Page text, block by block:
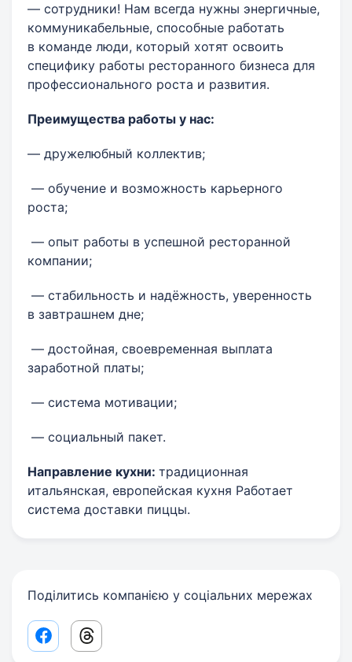
— сотрудники! Нам всегда нужны энергичные,
коммуникабельные, способные работать
в команде люди, который хотят освоить
специфику работы ресторанного бизнеса для
профессионального роста и развития.
Преимущества работы у нас:
— дружелюбный коллектив;
— обучение и возможность карьерного
роста;
— опыт работы в успешной ресторанной
компании;
— стабильность и надёжность, уверенность
в завтрашнем дне;
— достойная, своевременная выплата
заработной платы;
— система мотивации;
— социальный пакет.
Направление кухни: традиционная
итальянская, европейская кухня Работает
система доставки пиццы.
Поділитись компанією у соціальних мережах
Facebook share link
Threads share link